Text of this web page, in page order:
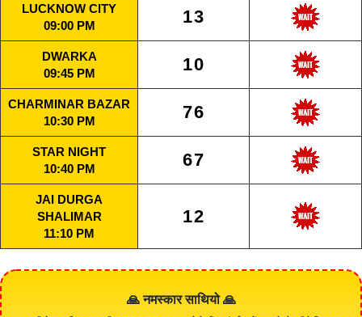
LUCKNOW CITY
09:00 PM
13
DWARKA
09:45 PM
10
CHARMINAR BAZAR
10:30 PM
76
STAR NIGHT
10:40 PM
67
JAI DURGA
SHALIMAR
11:10 PM
12
🙏 नमस्कार साथियो 🙏